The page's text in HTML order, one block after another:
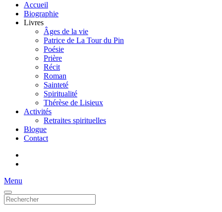
Accueil
Biographie
Livres
Âges de la vie
Patrice de La Tour du Pin
Poésie
Prière
Récit
Roman
Sainteté
Spiritualité
Thérèse de Lisieux
Activités
Retraites spirituelles
Blogue
Contact
Menu